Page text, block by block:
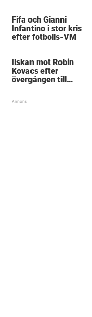
Fifa och Gianni
Infantino i stor kris
efter fotbolls-VM
Ilskan mot Robin
Kovacs efter
övergången till